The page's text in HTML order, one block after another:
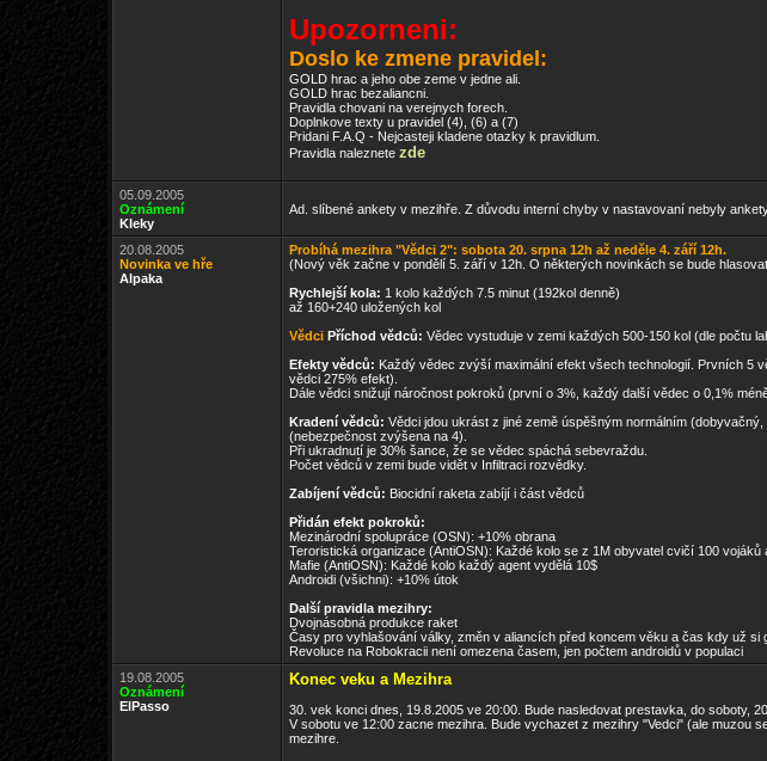
Upozorneni:
Doslo ke zmene pravidel:
GOLD hrac a jeho obe zeme v jedne ali.
GOLD hrac bezaliancni.
Pravidla chovani na verejnych forech.
Doplnkove texty u pravidel (4), (6) a (7)
Pridani F.A.Q - Nejcasteji kladene otazky k pravidlum.
Pravidla naleznete zde
05.09.2005
Oznámení
Kleky
Ad. slíbené ankety v mezihře. Z důvodu interní chyby v nastavovaní nebyly
20.08.2005
Novinka ve hře
Alpaka
Probíhá mezihra "Vědci 2": sobota 20. srpna 12h až neděle 4. září 12h.
(Nový věk začne v pondělí 5. září v 12h. O některých novinkách se bude
Rychlejší kola: 1 kolo každých 7.5 minut (192kol denně)
až 160+240 uložených kol
Vědci Příchod vědců: Vědec vystuduje v zemi každých 500-150 kol (dle počtu
Efekty vědců: Každý vědec zvýší maximální efekt všech technologií. Prvních 5
vědci 275% efekt).
Dále vědci snižují náročnost pokroků (první o 3%, každý další vědec o 0,1%
Kradení vědců: Vědci jdou ukrást z jiné země úspěšným normálním
(nebezpečnost zvýšena na 4).
Při ukradnutí je 30% šance, že se vědec spáchá sebevraždu.
Počet vědců v zemi bude vidět v Infiltraci rozvědky.
Zabíjení vědců: Biocidní raketa zabíjí i část vědců
Přidán efekt pokroků:
Mezinárodní spolupráce (OSN): +10% obrana
Teroristická organizace (AntiOSN): Každé kolo se z 1M obyvatel cvičí 100 vojáků
Mafie (AntiOSN): Každé kolo každý agent vydělá 10$
Androidi (všichni): +10% útok
Další pravidla mezihry:
Dvojnásobná produkce raket
Časy pro vyhlašování války, změn v aliancích před koncem věku a čas kdy už si
Revoluce na Robokracii není omezena časem, jen počtem androidů v populaci
19.08.2005
Oznámení
ElPasso
Konec veku a Mezihra
30. vek konci dnes, 19.8.2005 ve 20:00. Bude nasledovat prestavka, do soboty,
V sobotu ve 12:00 zacne mezihra. Bude vychazet z mezihry "Vedci" (ale muzou
mezihre.